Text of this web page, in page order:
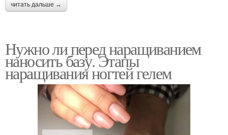
читать дальше →
Нужно ли перед наращиванием
наносить базу. Этапы
наращивания ногтей гелем